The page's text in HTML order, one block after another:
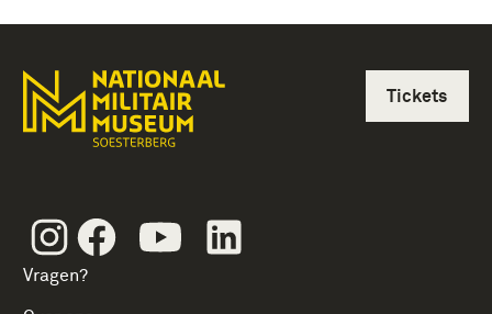
InstagramFacebookYoutube
Vragen?
Tickets